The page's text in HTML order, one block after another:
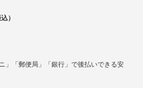
）
」「郵便局」「銀行」で後払いできる安